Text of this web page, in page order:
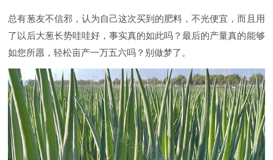
总有葱友不信邪，认为自己这次买到的肥料，不光便宜，而且用
了以后大葱长势哇哇好，事实真的如此吗？最后的产量真的能够
如您所愿，轻松亩产一万五六吗？别做梦了。